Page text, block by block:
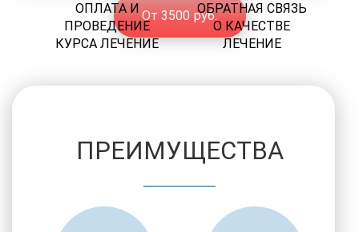
От 3500 руб.
ОПЛАТА И
ПРОВЕДЕНИЕ
КУРСА ЛЕЧЕНИЕ
ОБРАТНАЯ СВЯЗЬ
О КАЧЕСТВЕ
ЛЕЧЕНИЕ
ПРЕИМУЩЕСТВА